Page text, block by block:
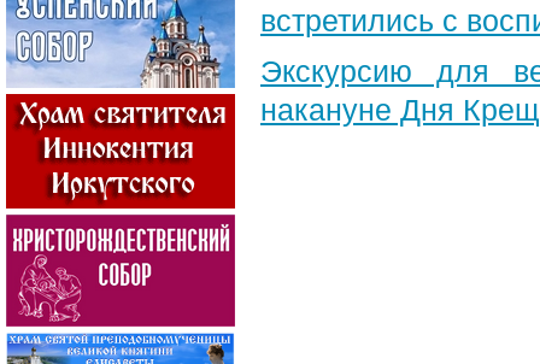
встретились с
Экскурсию для
накануне Дня